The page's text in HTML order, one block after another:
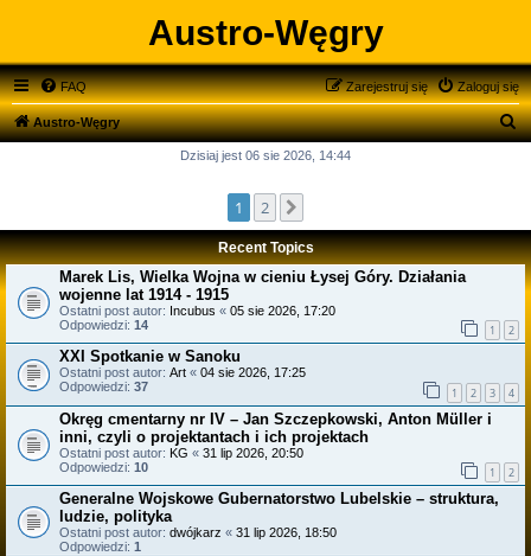
Austro-Węgry
FAQ Zaloguj się
Zarejestruj się
Austro-Węgry
S
a
j
Dzisiaj jest 06 sie 2026, 14:44
1 2
Recent Topics
Marek Lis, Wielka Wojna w cieniu Łysej Góry. Działania
wojenne lat 1914 - 1915
Ostatni post autor: Incubus « 05 sie 2026, 17:20
Odpowiedzi: 14 1 2
XXI Spotkanie w Sanoku
Ostatni post autor: Art « 04 sie 2026, 17:25
Odpowiedzi: 37 1 2 3 4
Okręg cmentarny nr IV – Jan Szczepkowski, Anton Müller i
inni, czyli o projektantach i ich projektach
Ostatni post autor: KG « 31 lip 2026, 20:50
Odpowiedzi: 10 1 2
Generalne Wojskowe Gubernatorstwo Lubelskie – struktura,
ludzie, polityka
Ostatni post autor: dwójkarz « 31 lip 2026, 18:50
Odpowiedzi: 1